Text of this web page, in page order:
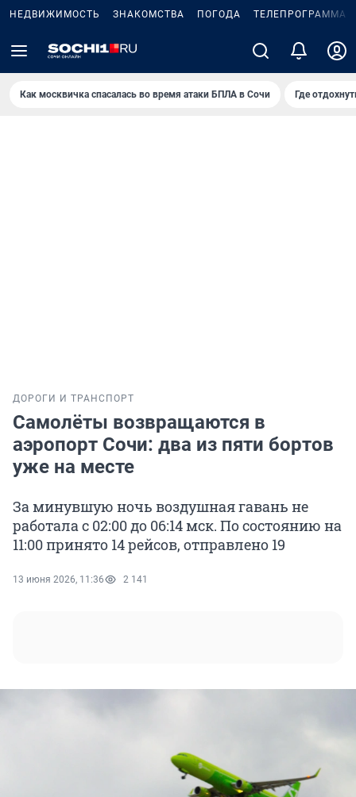
НЕДВИЖИМОСТЬ ЗНАКОМСТВА ПОГОДА ТЕЛЕПРОГРАММА
Как москвичка спасалась во время атаки БПЛА в Сочи Где
ДОРОГИ И ТРАНСПОРТ
Самолёты возвращаются в
аэропорт Сочи: два из пяти бортов
уже на месте
За минувшую ночь воздушная гавань не
работала с 02:00 до 06:14 мск. По состоянию на
11:00 принято 14 рейсов, отправлено 19
13 июня 2026, 11:36 2 141